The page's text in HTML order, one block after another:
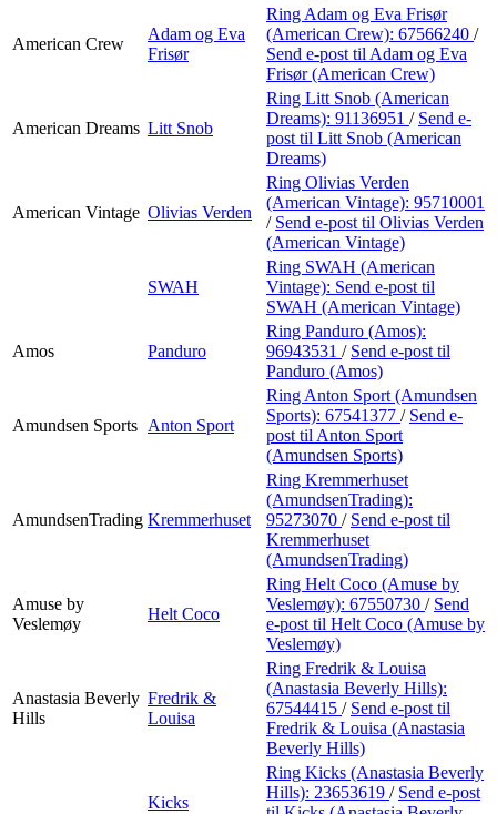
American Crew
Adam og Eva
Frisør
Ring Adam og Eva Frisør
(American Crew): 67566240 /
Send e-post til Adam og Eva
Frisør (American Crew)
American Dreams Litt Snob
Ring Litt Snob (American
Dreams): 91136951 / Send e-
post til Litt Snob (American
Dreams)
American Vintage Olivias Verden
Ring Olivias Verden
(American Vintage): 95710001
/ Send e-post til Olivias Verden
(American Vintage)
SWAH
Ring SWAH (American
Vintage): Send e-post til
SWAH (American Vintage)
Amos Panduro
Ring Panduro (Amos):
96943531 / Send e-post til
Panduro (Amos)
Amundsen Sports Anton Sport
Ring Anton Sport (Amundsen
Sports): 67541377 / Send e-
post til Anton Sport
(Amundsen Sports)
AmundsenTrading Kremmerhuset
Ring Kremmerhuset
(AmundsenTrading):
95273070 / Send e-post til
Kremmerhuset
(AmundsenTrading)
Amuse by
Veslemøy
Helt Coco
Ring Helt Coco (Amuse by
Veslemøy): 67550730 / Send
e-post til Helt Coco (Amuse by
Veslemøy)
Anastasia Beverly
Hills
Fredrik &
Louisa
Ring Fredrik & Louisa
(Anastasia Beverly Hills):
67544415 / Send e-post til
Fredrik & Louisa (Anastasia
Beverly Hills)
Kicks
Ring Kicks (Anastasia Beverly
Hills): 23653619 / Send e-post